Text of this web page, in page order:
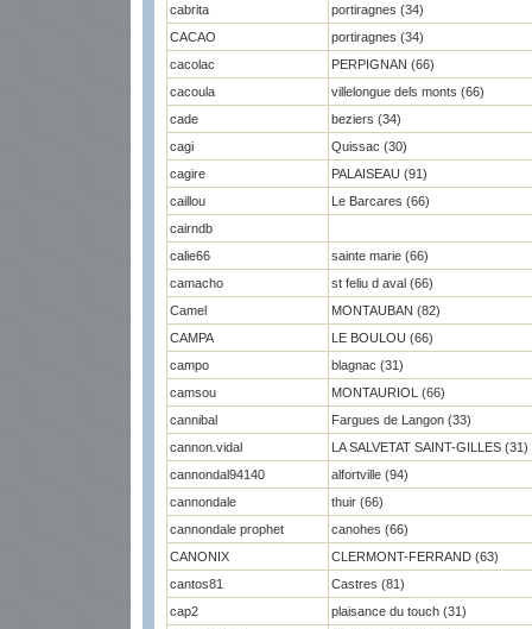
cabrita
portiragnes (34)
CACAO
portiragnes (34)
cacolac
PERPIGNAN (66)
cacoula
villelongue dels monts (66)
cade
beziers (34)
cagi
Quissac (30)
cagire
PALAISEAU (91)
caillou
Le Barcares (66)
cairndb
calie66
sainte marie (66)
camacho
st feliu d aval (66)
Camel
MONTAUBAN (82)
CAMPA
LE BOULOU (66)
campo
blagnac (31)
camsou
MONTAURIOL (66)
cannibal
Fargues de Langon (33)
cannon.vidal
LA SALVETAT SAINT-GILLES (31)
cannondal94140
alfortville (94)
cannondale
thuir (66)
cannondale prophet
canohes (66)
CANONIX
CLERMONT-FERRAND (63)
cantos81
Castres (81)
cap2
plaisance du touch (31)